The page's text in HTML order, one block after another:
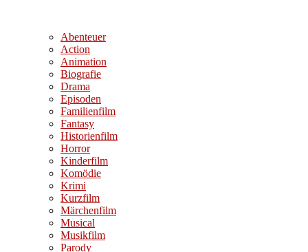
Abenteuer
Action
Animation
Biografie
Drama
Episoden
Familienfilm
Fantasy
Historienfilm
Horror
Kinderfilm
Komödie
Krimi
Kurzfilm
Märchenfilm
Musical
Musikfilm
Parody